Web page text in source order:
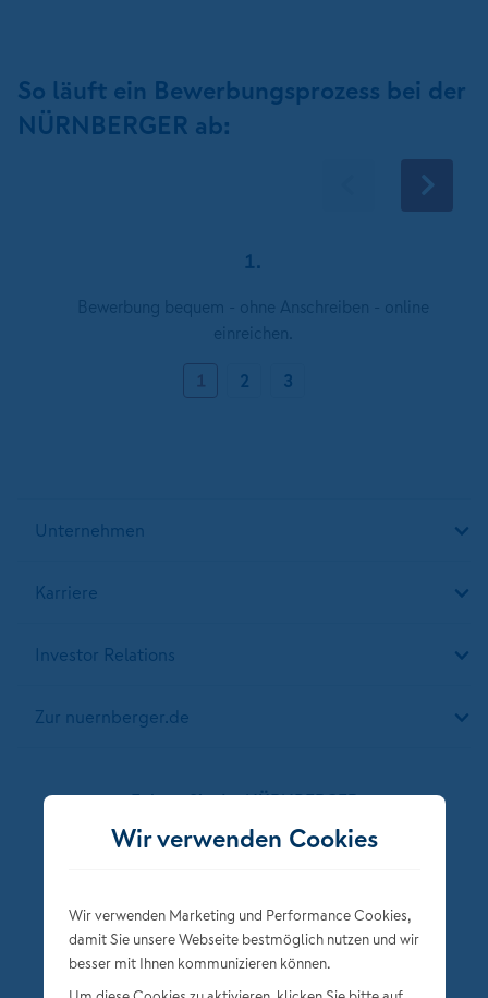
So läuft ein Bewerbungsprozess bei der
NÜRNBERGER ab:
1.
1
2 3
Unternehmen
Karriere
Investor Relations
Zur nuernberger.de
Folgen Sie der NÜRNBERGER
Wir verwenden Cookies
Wir verwenden Marketing und Performance Cookies,
damit Sie unsere Webseite bestmöglich nutzen und wir
besser mit Ihnen kommunizieren können.